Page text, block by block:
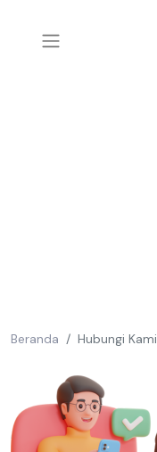
Beranda Hubungi Kami